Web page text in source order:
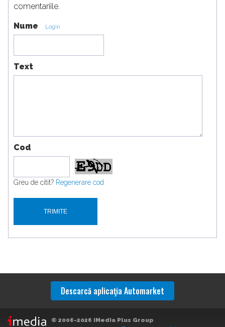
comentariile.
Nume Login
Text
Cod
Greu de citit? Regenerare cod
Descarcă aplicaţia Automarket
© 2006-2026 iMedia Plus Group.